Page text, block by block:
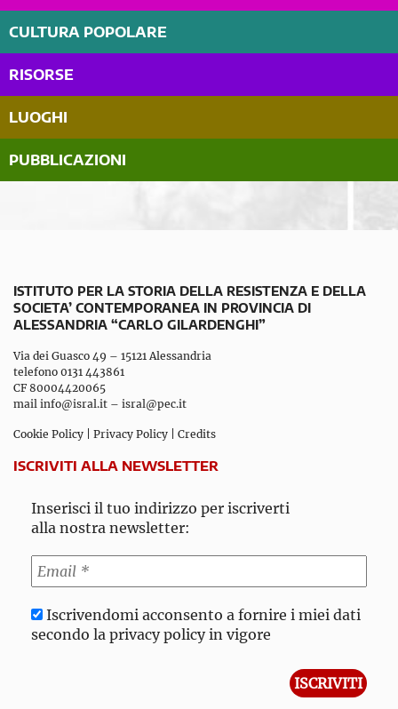
CULTURA POPOLARE
RISORSE
LUOGHI
PUBBLICAZIONI
ISTITUTO PER LA STORIA DELLA RESISTENZA E DELLA
SOCIETA’ CONTEMPORANEA IN PROVINCIA DI
ALESSANDRIA “CARLO GILARDENGHI”
Via dei Guasco 49 – 15121 Alessandria
telefono 0131 443861
CF 80004420065
mail info@isral.it – isral@pec.it
Cookie Policy Privacy Policy Credits
ISCRIVITI ALLA NEWSLETTER
Inserisci il tuo indirizzo per iscriverti
alla nostra newsletter:
Iscrivendomi acconsento a fornire i miei dati
secondo la privacy policy in vigore